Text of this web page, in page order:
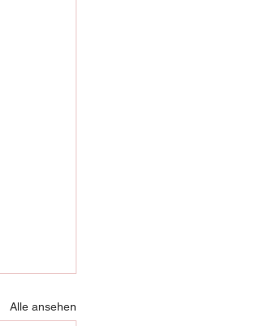
Alle ansehen